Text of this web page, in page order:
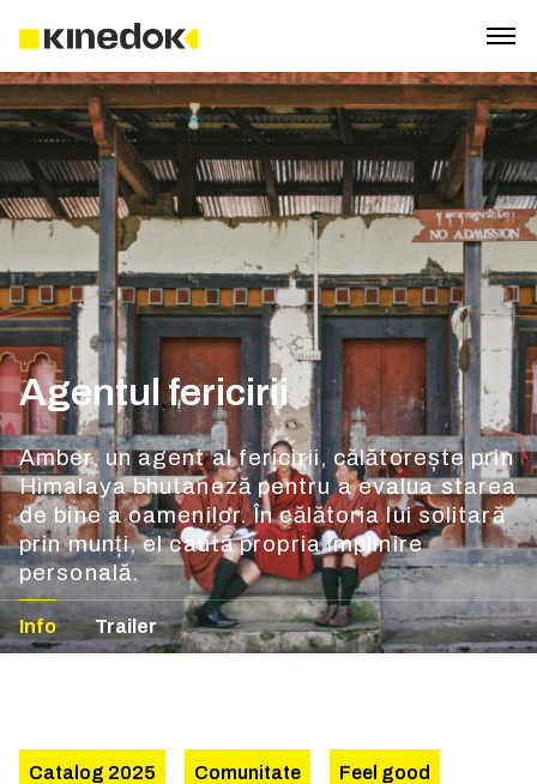
Agentul fericirii
Amber, un agent al fericirii, călătorește prin
Himalaya bhutaneză pentru a evalua starea
de bine a oamenilor. În călătoria lui solitară
prin munți, el caută propria împlinire
personală.
Info Trailer
Catalog 2025 Comunitate Feel good